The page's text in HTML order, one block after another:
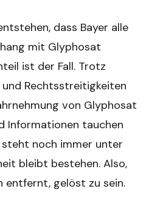
dass Bayer alle
mit Glyphosat
ist der Fall. Trotz
Rechtsstreitigkeiten
von Glyphosat
Informationen tauchen
steht noch immer unter
bleibt bestehen. Also,
gelöst zu sein.